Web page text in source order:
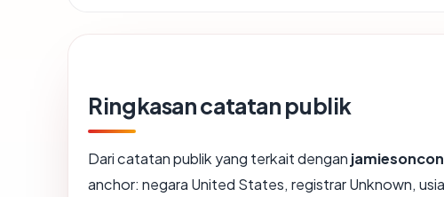
Ringkasan catatan publik
Dari catatan publik yang terkait dengan
anchor: negara United States, registrar Unknown,